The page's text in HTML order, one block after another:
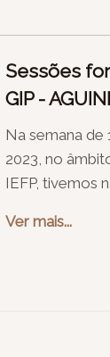
Sessões
GIP -
Na semana
2023, no
IEFP, tivemos
Ver mais...